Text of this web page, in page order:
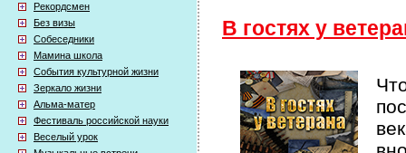
Рекордсмен
Без визы
Собеседники
Мамина школа
События культурной жизни
Зеркало жизни
Альма-матер
Фестиваль российской науки
Веселый урок
В гостях у